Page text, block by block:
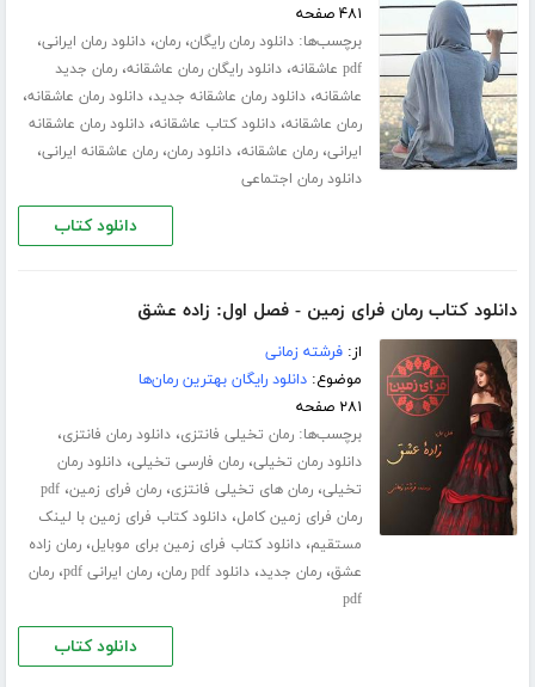
۴۸۱ صفحه
برچسب‌ها:دانلود رمان رایگان،رمان،دانلود رمان ایرانی،
pdf عاشقانه ،دانلود رایگان رمان عاشقانه،رمان جدید
عاشقانه،دانلود رمان عاشقانه جدید،دانلود رمان عاشقانه،
رمان عاشقانه،دانلود کتاب عاشقانه،دانلود رمان عاشقانه
ایرانی،رمان عاشقانه،دانلود رمان،رمان عاشقانه ایرانی،
دانلود رمان اجتماعی
دانلود کتاب
دانلود کتاب رمان فرای زمین - فصل اول: زاده عشق
از:فرشته زمانی
موضوع:دانلود رایگان بهترین رمان‌ها
۲۸۱ صفحه
برچسب‌ها:رمان تخیلی فانتزی،دانلود رمان فانتزی،
دانلود رمان تخیلی،رمان فارسی تخیلی،دانلود رمان
تخیلی،رمان های تخیلی فانتزی،رمان فرای زمین،pdf
رمان فرای زمین کامل،دانلود کتاب فرای زمین با لینک
مستقیم،دانلود کتاب فرای زمین برای موبایل،رمان زاده
عشق،رمان جدید،دانلود pdf رمان ،رمان ایرانی pdf ،رمان
pdf
دانلود کتاب